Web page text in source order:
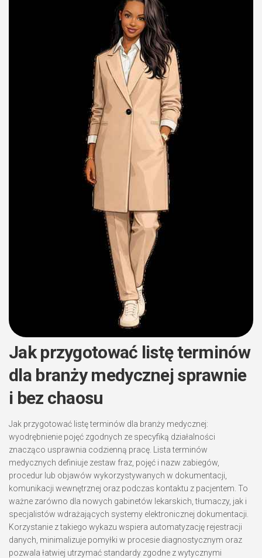
Jak przygotować listę terminów
dla branży medycznej sprawnie
i bez chaosu
Jak przygotować listę terminów dla branży medycznej:
wyodrębnienie pojęć zgodnych ze specyfiką działalności
znacząco usprawnia codzienną pracę. Lista terminów
medycznych definiuje zestaw fraz, pojęć i nazw zabiegów,
procedur lub objawów wykorzystywanych w dokumentacji,
komunikacji wewnętrznej oraz podczas kontaktu z pacjentem. To
ważne zarówno dla nowych gabinetów lekarskich, tłumaczy, jak i
specjalistów wdrażających systemy elektronicznej dokumentacji.
Korzystanie z takiego wykazu wspiera automatyzację rejestracji
danych, minimalizuje pomyłki w procesie diagnostycznym oraz
pozwala łatwiej utrzymać standardy zgodne z wytycznymi